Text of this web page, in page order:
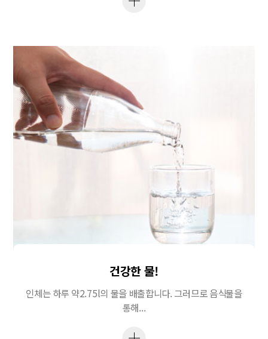
건강한 물!
인체는 하루 약2.75l의 물을 배출합니다. 그러므로 음식물을
통해...